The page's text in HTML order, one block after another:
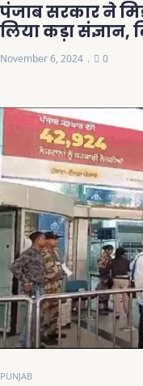
पंजाब सरकार ने
लिया कड़ा
November 6, 2024 0
PUNJAB